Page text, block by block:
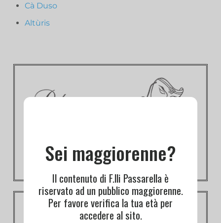
Cà Duso
Altùris
Sei maggiorenne?
Il contenuto di F.lli Passarella è
riservato ad un pubblico maggiorenne.
Per favore verifica la tua età per
accedere al sito.